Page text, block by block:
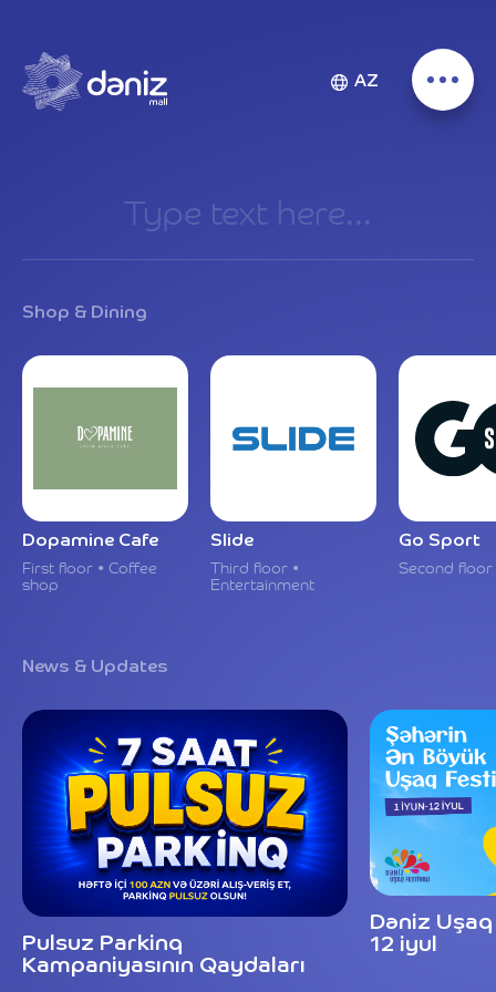
AZ
Shop & Dining
Dopamine Cafe
First floor • Coffee
shop
Slide
Third floor •
Entertainment
Go Sport
Second
News & Updates
Pulsuz Parkinq
Kampaniyasının Qaydaları
Dəniz Uşaq
12 iyul